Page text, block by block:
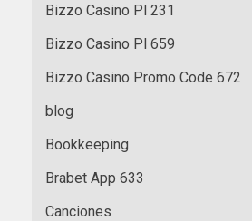
Bizzo Casino Pl 231
Bizzo Casino Pl 659
Bizzo Casino Promo Code 672
blog
Bookkeeping
Brabet App 633
Canciones